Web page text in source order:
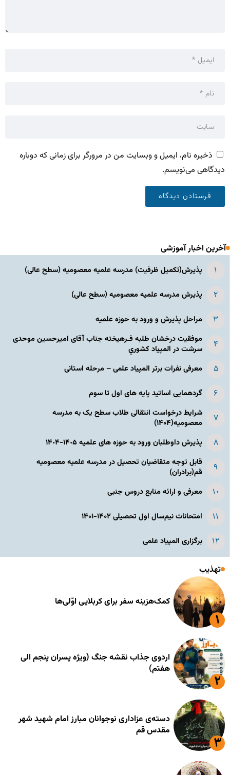
ذخیره نام، ایمیل و وبسایت من در مرورگر برای زمانی که دوباره
دیدگاهی می‌نویسم.
آخرین اخبار آموزشی
پذیرش(تکمیل ظرفیت) مدرسه علمیه معصومیه‌ (سطح عالی)
پذیرش مدرسه علمیه معصومیه‌ (سطح عالی)
مراحل پذیرش و ورود به حوزه علمیه
موفقیت درخشان طلبه فـرهیخته جناب آقای امیرحسین موحدی
سرشت در المپياد كشوري
معرفی نفرات برتر المپیاد علمی – مرحله استانی
گردهمایی اساتید پایه های اول تا سوم
شرایط درخواست انتقالی طلاب سطح یک به مدرسه
معصومیه(۱۴۰۴)
پذیرش داوطلبان ورود به حوزه های علمیه ١۴٠۵-١۴٠۴
قابل توجه متقاضیان تحصیل در مدرسه علمیه معصومیه
قم(برادران)
معرفی و ارائه منابع دروس جنبی
امتحانات نیم‌سال اول تحصیلی ۱۴۰۲-۱۴۰۱
برگزاری المپیاد علمی
تهذیب
کمک‌هزینه سفر برای کربلایی اوّلی‌ها
اردوی جذاب نقشه جنگ (ویژه پسران پنجم الی
هفتم)
دسته‌ی عزاداری نوجوانان مبارز امام شهید شهر
مقدس قم